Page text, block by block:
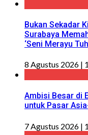
Bukan Sekadar
Surabaya
‘Seni Merayu
8 Agustus 2026 |
Ambisi Besar di
untuk Pasar
7 Agustus 2026 |